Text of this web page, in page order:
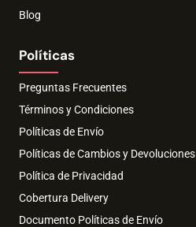
Blog
Políticas
Preguntas Frecuentes
Términos y Condiciones
Políticas de Envío
Políticas de Cambios y Devoluciones
Política de Privacidad
Cobertura Delivery
Documento Políticas de Envío